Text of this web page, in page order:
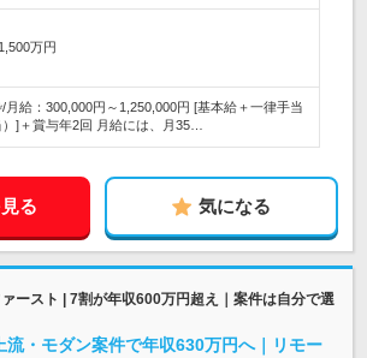
万円
給：300,000円～1,250,000円 [基本給＋一律手当
）]＋賞与年2回 月給には、月35…
る 気になる
ースト | 7割が年収600万円超え｜案件は自分で選
流・モダン案件で年収630万円へ｜リモー